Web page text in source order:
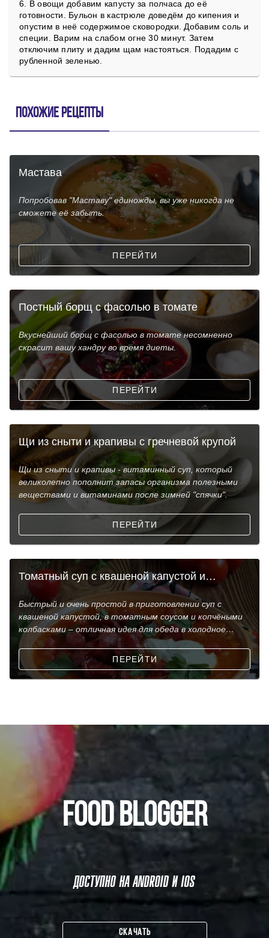
6. В овощи добавим капусту за полчаса до её
готовности. Бульон в кастрюле доведём до кипения и
опустим в неё содержимое сковородки. Добавим соль и
специи. Варим на слабом огне 30 минут. Затем
отключим плиту и дадим щам настояться. Подадим с
рубленной зеленью.
Похожие рецепты
Мастава
Попробовав "Маставу" единожды, вы уже никогда не
сможете её забыть.
ПЕРЕЙТИ
Постный борщ с фасолью в томате
Вкуснейший борщ с фасолью в томате несомненно
скрасит вашу хандру во время диеты.
ПЕРЕЙТИ
Щи из сныти и крапивы с гречневой крупой
Щи из сныти и крапивы - витаминный суп, который
великолепно пополнит запасы организма полезными
веществами и витаминами после зимней "спячки".
ПЕРЕЙТИ
Томатный суп с квашеной капустой и
копчёными колбасками
Быстрый и очень простой в приготовлении суп с
квашеной капустой, в томатным соусом и копчёными
колбасками – отличная идея для обеда в холодное
время
ПЕРЕЙТИ
FOOD BLOGGER
ДОСТУПНО НА ANDROID И IOS
СКАЧАТЬ